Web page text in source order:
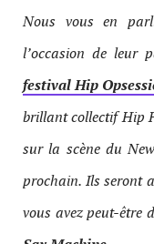
Nous vous en
l’occasion de leur
festival Hip
brillant collectif Hip
sur la scène du
prochain. Ils seront
vous avez peut-être